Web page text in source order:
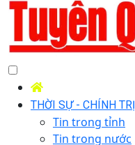
THỜI SỰ - CHÍNH TRỊ
Tin trong tỉnh
Tin trong nước